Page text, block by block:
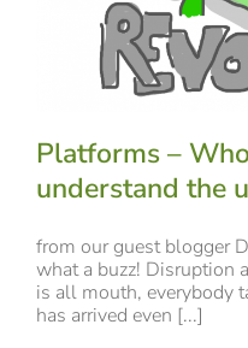
Platforms –
understand the
from our guest blogger
what a buzz! Disruption
is all mouth, everybody
has arrived even [...]